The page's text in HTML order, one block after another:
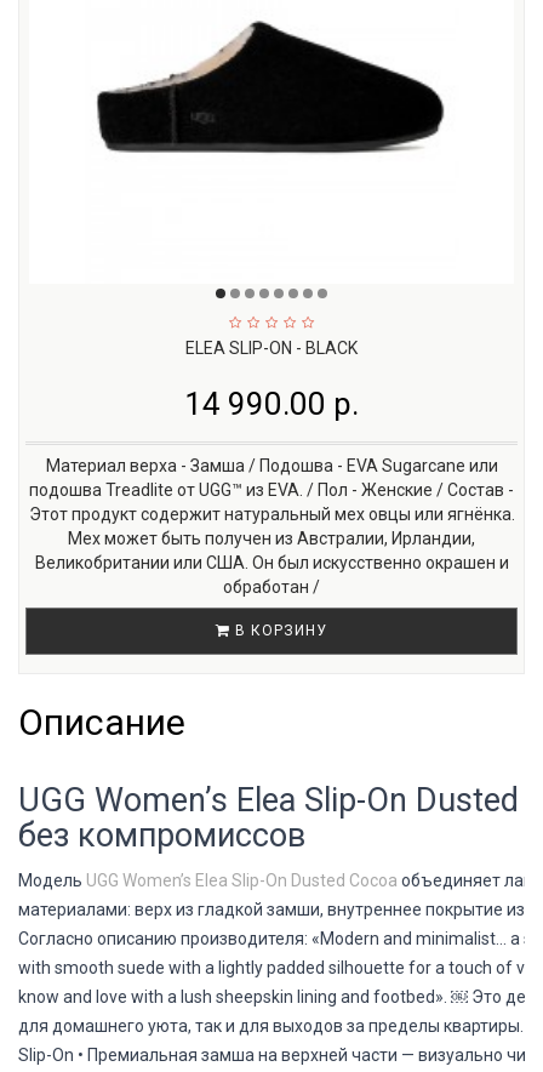
ELEA SLIP-ON - BLACK
14 990.00 р.
Материал верха - Замша / Подошва - EVA Sugarcane или
подошва Treadlite от UGG™ из EVA. / Пол - Женские / Состав -
Этот продукт содержит натуральный мех овцы или ягнёнка.
Мех может быть получен из Австралии, Ирландии,
Великобритании или США. Он был искусственно окрашен и
обработан /
В КОРЗИНУ
Описание
UGG Women’s Elea Slip-On Dusted
без компромиссов
Модель UGG Women’s Elea Slip-On Dusted Cocoa объединяет
материалами: верх из гладкой замши, внутреннее покрытие из
Согласно описанию производителя: «Modern and minimalist… a
with smooth suede with a lightly padded silhouette for a touch of
know and love with a lush sheepskin lining and footbed». ￼ Это
для домашнего уюта, так и для выходов за пределы квартиры.
Slip-On • Премиальная замша на верхней части — визуально